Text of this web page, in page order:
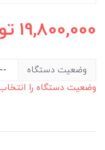
19,800,000
وضعیت دستگاه
وضعیت دستگاه را